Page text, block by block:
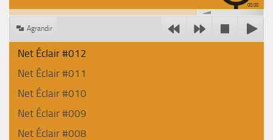
00:00
Agrandir
Net Éclair #012
Net Éclair #011
Net Éclair #010
Net Éclair #009
Net Éclair #008